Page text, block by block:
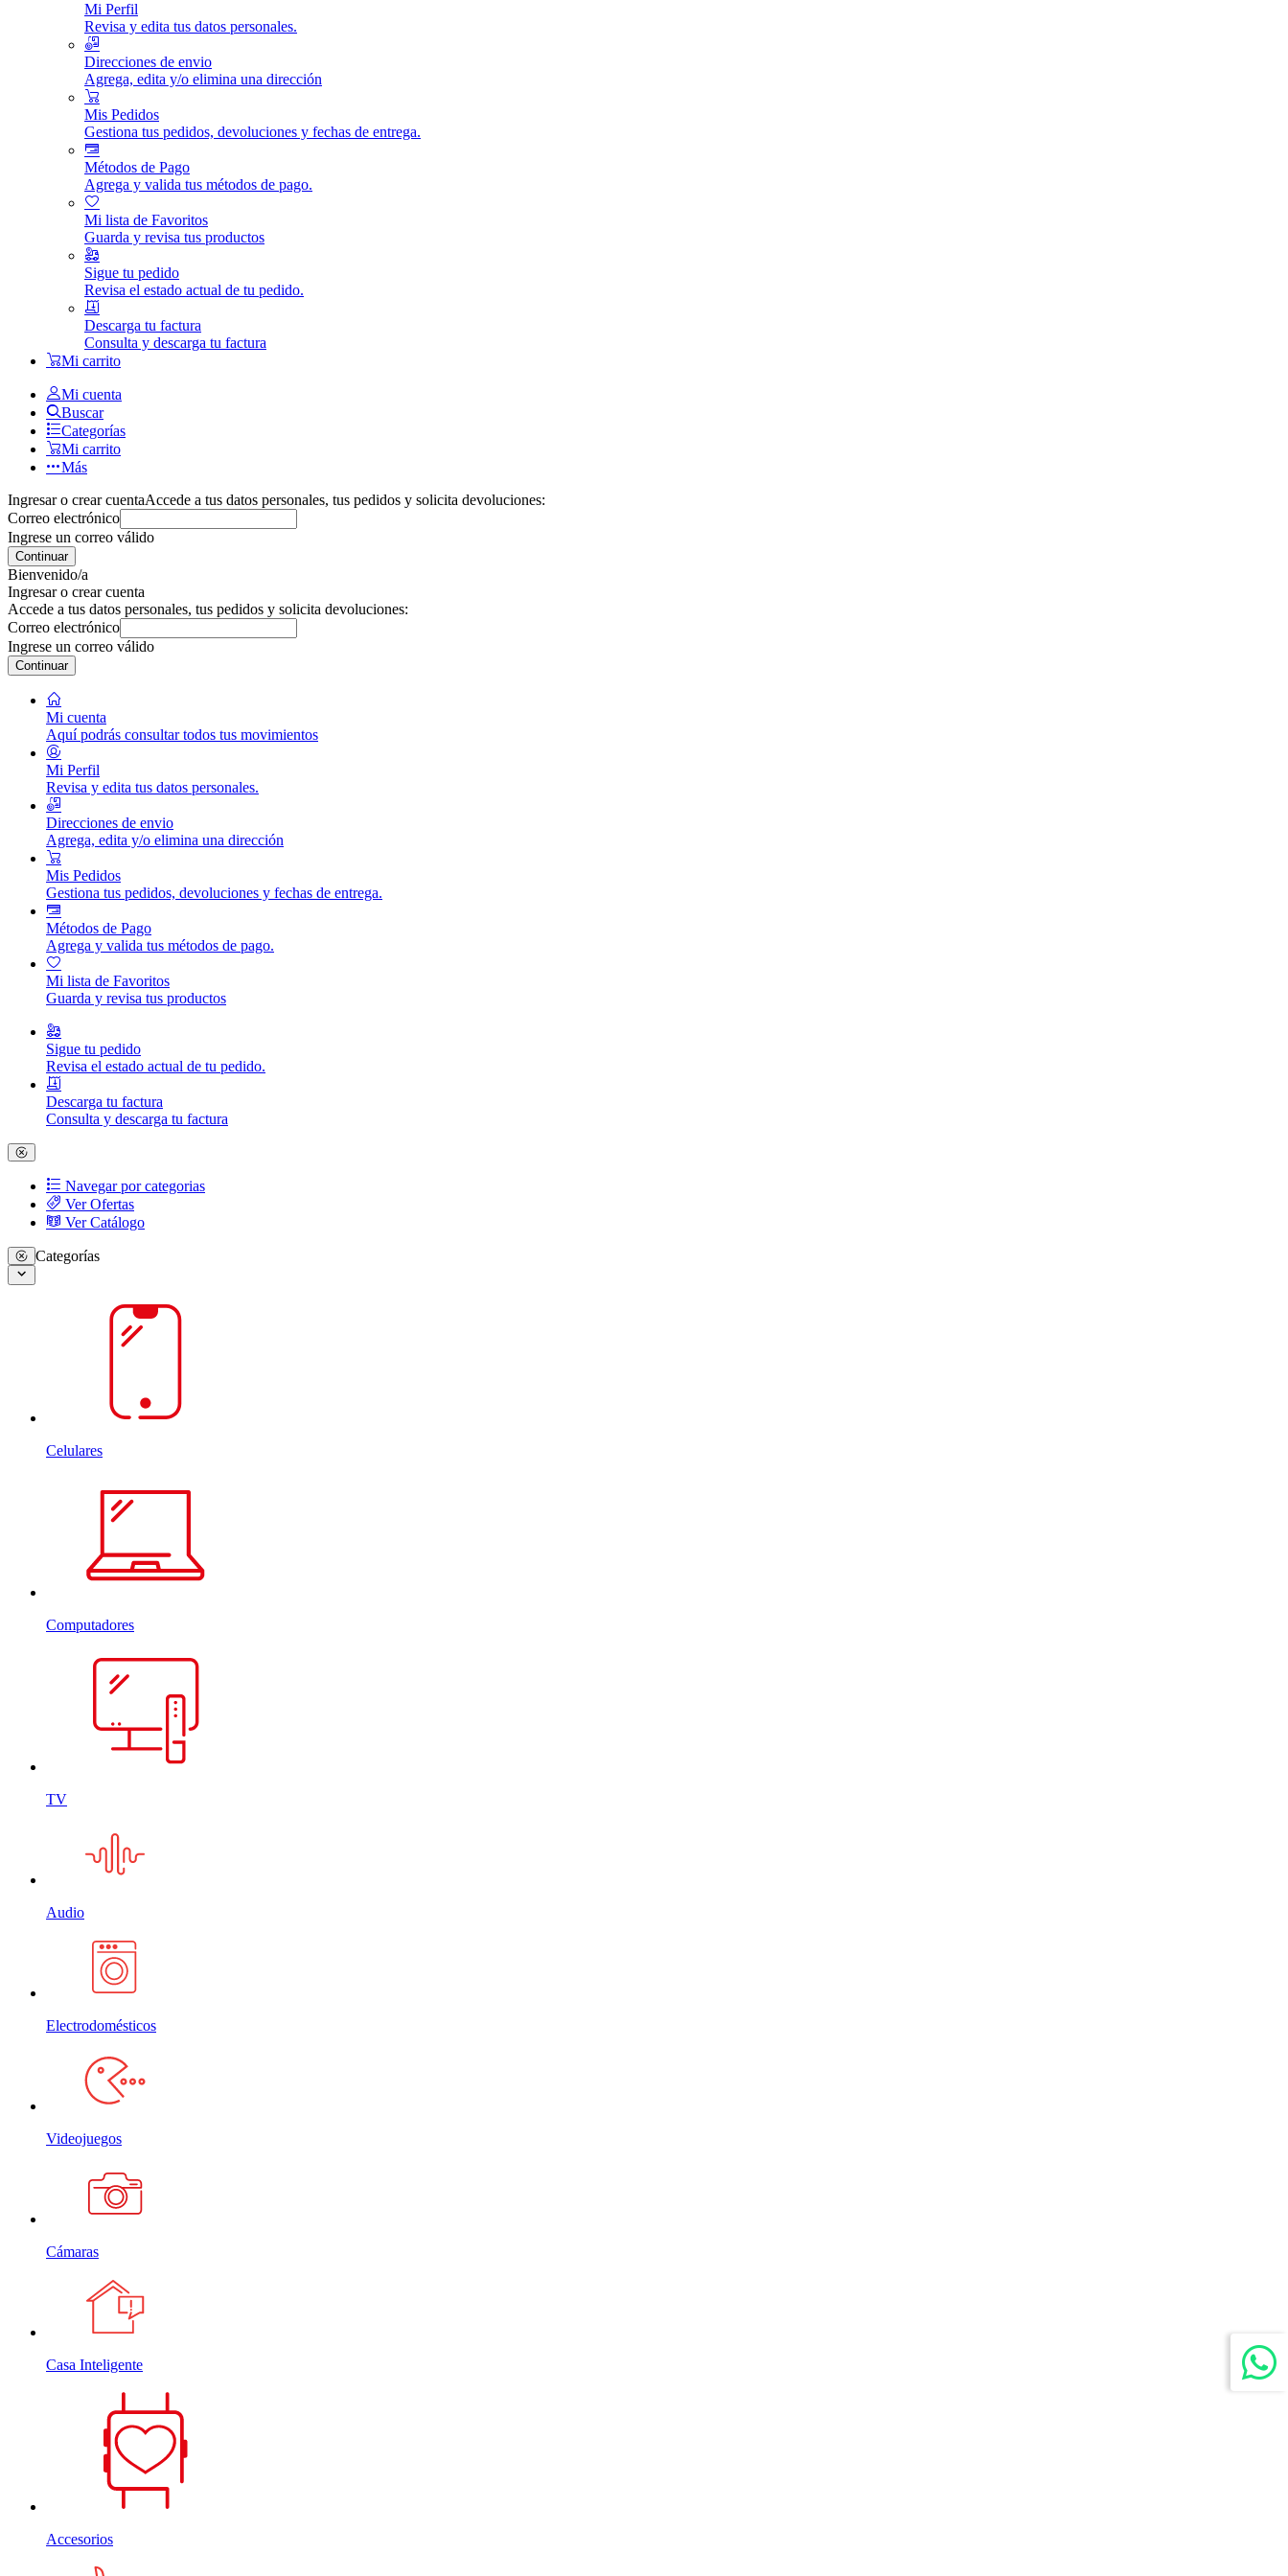
Mi Perfil
Revisa y edita tus datos personales.
Direcciones de envio
Agrega, edita y/o elimina una dirección
Mis Pedidos
Gestiona tus pedidos, devoluciones y fechas de entrega.
Métodos de Pago
Agrega y valida tus métodos de pago.
Mi lista de Favoritos
Guarda y revisa tus productos
Sigue tu pedido
Revisa el estado actual de tu pedido.
Descarga tu factura
Consulta y descarga tu factura
Mi carrito
Mi cuenta
Buscar
Categorías
Mi carrito
Más
Ingresar o crear cuentaAccede a tus datos personales, tus pedidos y solicita devoluciones:
Correo electrónico
Ingrese un correo válido
Continuar
Bienvenido/a
Ingresar o crear cuenta
Accede a tus datos personales, tus pedidos y solicita devoluciones:
Correo electrónico
Ingrese un correo válido
Continuar
Mi cuenta
Aquí podrás consultar todos tus movimientos
Mi Perfil
Revisa y edita tus datos personales.
Direcciones de envio
Agrega, edita y/o elimina una dirección
Mis Pedidos
Gestiona tus pedidos, devoluciones y fechas de entrega.
Métodos de Pago
Agrega y valida tus métodos de pago.
Mi lista de Favoritos
Guarda y revisa tus productos
Sigue tu pedido
Revisa el estado actual de tu pedido.
Descarga tu factura
Consulta y descarga tu factura
Navegar por categorias
Ver Ofertas
Ver Catálogo
Categorías
Celulares
Computadores
TV
Audio
Electrodomésticos
Videojuegos
Cámaras
Casa Inteligente
Accesorios